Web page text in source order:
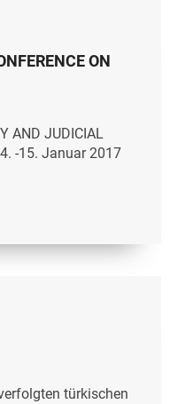
ON
AND JUDICIAL
-15. Januar 2017
türkischen